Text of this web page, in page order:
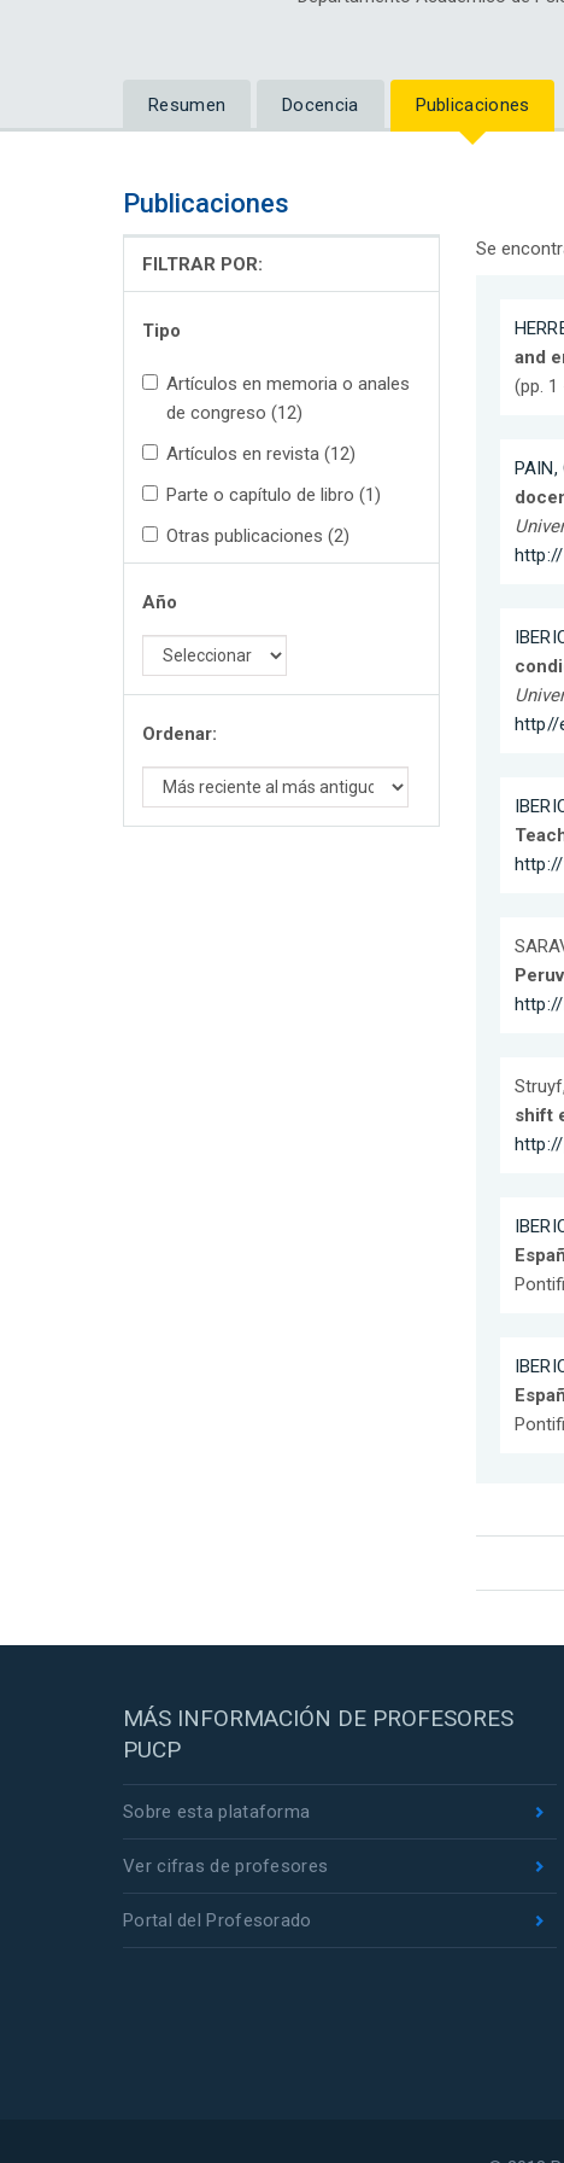
Resumen Docencia Publicaciones
Publicaciones
FILTRAR POR:
Tipo
Artículos en memoria o anales
de congreso (12)
Artículos en revista (12)
Parte o capítulo de libro (1)
Otras publicaciones (2)
Año
Ordenar:
Se
and
(pp. 1
PAIN,
http//
shift
MÁS INFORMACIÓN DE PROFESORES
PUCP
Sobre esta plataforma
Ver cifras de profesores
Portal del Profesorado